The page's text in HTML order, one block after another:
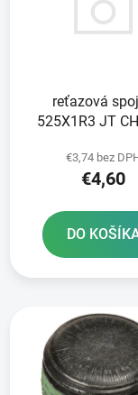
reťazová
525X1R3 JT
€3,74 bez
€4,60
DO